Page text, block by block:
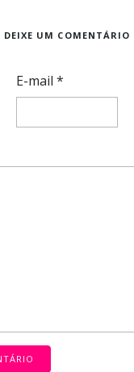
DEIXE UM COMENTÁRIO
E-mail*